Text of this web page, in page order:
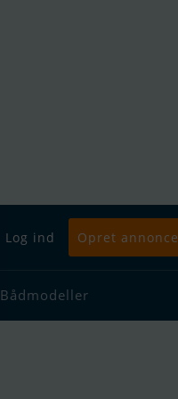
Log ind Opret annonce
Bådmodeller